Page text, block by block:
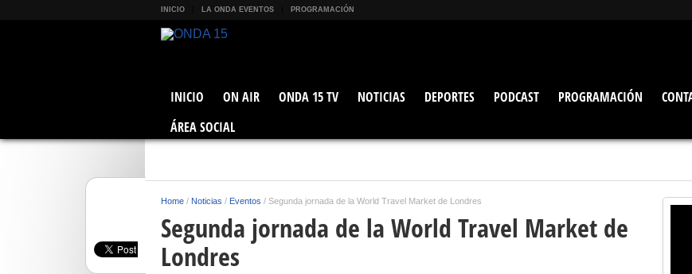
INICIO LA ONDA EVENTOS PROGRAMACIÓN
INICIO ON AIR ONDA 15 TV NOTICIAS DEPORTES PODCAST PROGRAMACIÓN
ÁREA SOCIAL
Home / Noticias / Eventos / Segunda jornada de la World Travel Market de Londres
Segunda jornada de la World Travel Market de
Londres